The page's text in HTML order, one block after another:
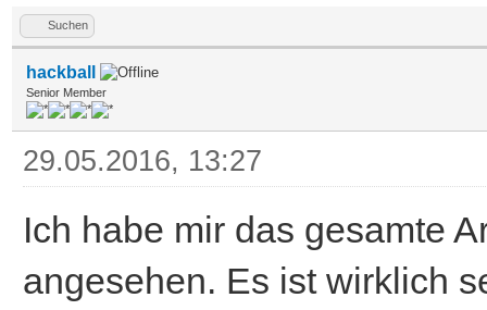
Suchen
hackball
Senior Member
29.05.2016, 13:27
Ich habe mir das gesamte
angesehen. Es ist wirklich